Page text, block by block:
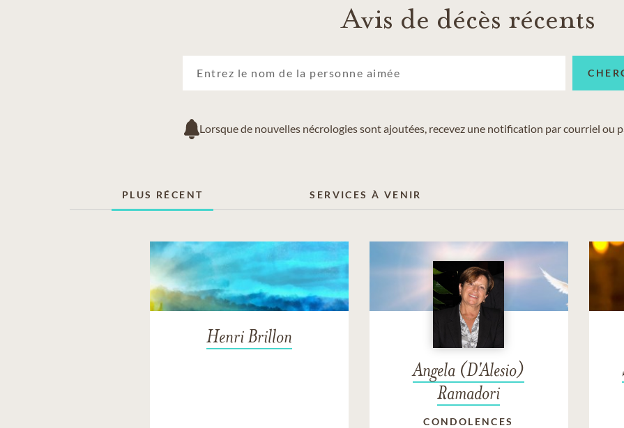
Avis de décès récents
Lorsque de nouvelles nécrologies sont ajoutées, recevez une notification par courriel ou
PLUS RÉCENT SERVICES À VENIR
Henri Brillon
Angela (D'Alesio)
Ramadori
CONDOLENCES